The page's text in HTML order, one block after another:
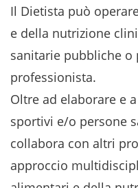
Il Dietista può
e della nutrizione
sanitarie pubbliche o
professionista.
Oltre ad elaborare e
sportivi e/o persone
collabora con altri
approccio